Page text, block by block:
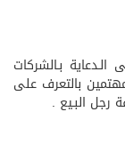
بـالشركات
بالتعرف على
رجل البـيع .